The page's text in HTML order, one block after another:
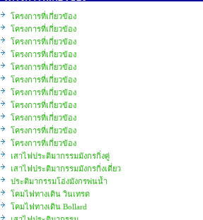
โครงการที่เกี่ยวข้อง
โครงการที่เกี่ยวข้อง
โครงการที่เกี่ยวข้อง
โครงการที่เกี่ยวข้อง
โครงการที่เกี่ยวข้อง
โครงการที่เกี่ยวข้อง
โครงการที่เกี่ยวข้อง
โครงการที่เกี่ยวข้อง
โครงการที่เกี่ยวข้อง
โครงการที่เกี่ยวข้อง
โครงการที่เกี่ยวข้อง
เสาไฟประติมากรรมมังกรกิ่งคู่
เสาไฟประติมากรรมมังกรกิ่งเดี่ยว
ประติมากรรมโอ่งมังกรพ่นน้ำ
โคมไฟทางเดิน วินเทรด
โคมไฟทางเดิน Bollard